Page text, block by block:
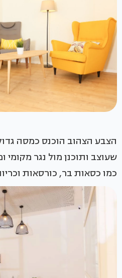
הצבע הצהוב הוכנס כמסה
שעוצב ותוכנן מול נגר מקומי
כמו כסאות בר, כורסאות